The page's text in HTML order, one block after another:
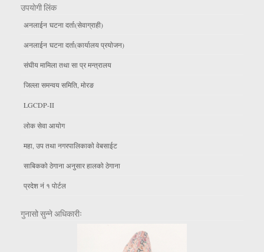
उपयाेगी लिंक
अनलाईन घटना दर्ता(सेवाग्राही)
अनलाईन घटना दर्ता(कार्यालय प्रयाेजन)
संघीय मामिला तथा सा प्र मन्त्रालय
जिल्ला समन्वय समिति, माेरङ
LGCDP-II
लाेक सेवा आयाेग
महा, उप तथा नगरपालिकाकाे वेबसाईट
साबिकको ठेगाना अनुसार हालको ठेगाना
प्रदेश नं १ पोर्टल
गुनासो सुन्ने अधिकारीः